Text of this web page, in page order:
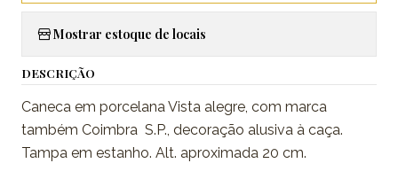
Mostrar estoque de locais
DESCRIÇÃO
Caneca em porcelana Vista alegre, com marca
também Coimbra S.P., decoração alusiva à caça.
Tampa em estanho. Alt. aproximada 20 cm.